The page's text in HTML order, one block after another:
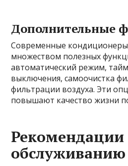
Дополнительные
Современные
множеством полезных
автоматический режим,
выключения, самоочистка
фильтрации воздуха. Эти
повышают качество жизни
Рекомендации
обслуживанию